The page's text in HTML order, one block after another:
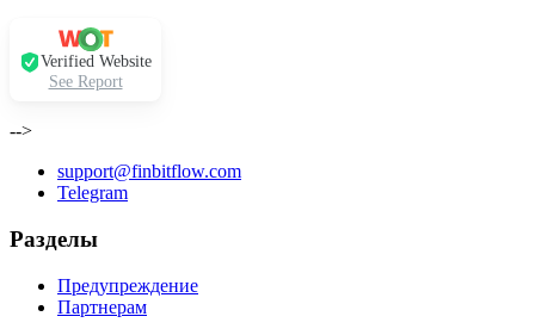
Verified Website
See Report
-->
support@finbitflow.com
Telegram
Разделы
Предупреждение
Партнерам